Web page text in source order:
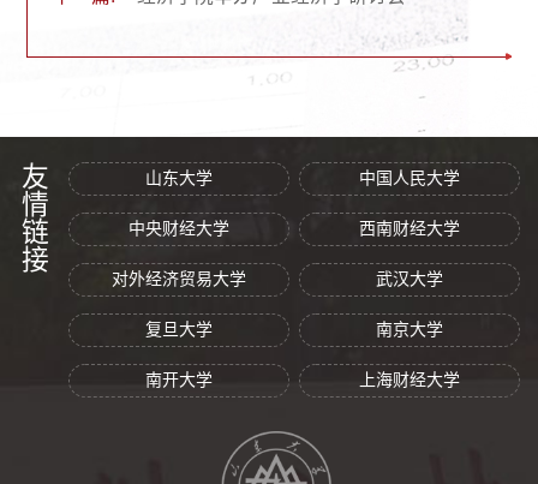
友情链接 山东大学 中国人民大学
中央财经大学 西南财经大学
对外经济贸易大学 武汉大学
复旦大学 南京大学
南开大学 上海财经大学